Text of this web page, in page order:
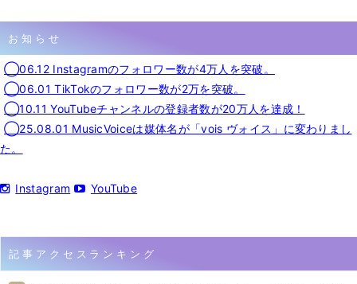
お知らせ
◯06.12 Instagramのフォロワー数が4万人を突破。
◯06.01 TikTokのフォロワー数が2万を突破。
◯10.11 YouTubeチャンネルの登録者数が20万人を達成！
◯25.08.01 MusicVoiceは媒体名が「vois ヴォイス」に変わりまし
た。
Instagram YouTube
記事アクセスランキング